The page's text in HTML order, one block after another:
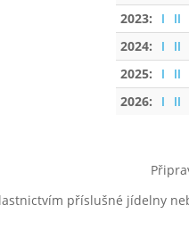
2023:
I II
2024:
I II
2025:
I II
2026:
I II
příslušné jídelny